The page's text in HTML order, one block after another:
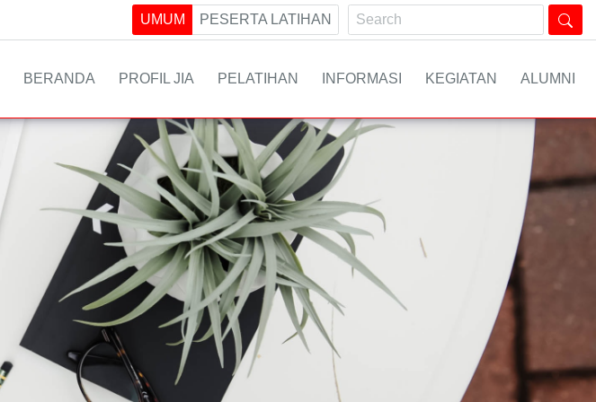
UMUM PESERTA LATIHAN
BERANDA PROFIL JIA PELATIHAN INFORMASI KEGIATAN ALUMNI